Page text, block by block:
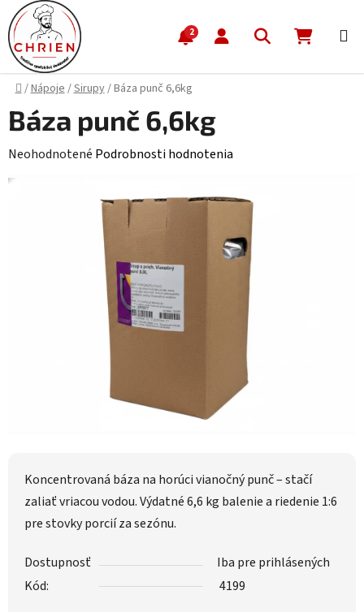
Prejsť na obsah
2 Hľadať
Domov
/Nápoje/Sirupy/Báza punč 6,6kg
Koncentrovaná báza na horúci vianočný punč – stačí
zaliať vriacou vodou. Výdatné 6,6 kg balenie a riedenie 1:6
pre stovky porcií za sezónu.
Dostupnosť
Iba pre prihlásených
Kód:
4199
Báza punč 6,6kg
Priemerné hodnotenie produktu je 0,0 z 5 hviezdičiek.
Neohodnotené Podrobnosti hodnotenia